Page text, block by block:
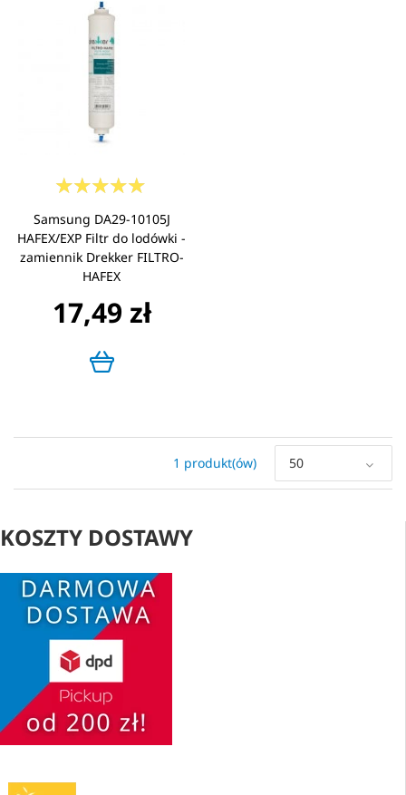
Samsung DA29-10105J
HAFEX/EXP Filtr do lodówki -
zamiennik Drekker FILTRO-
HAFEX
17,49 zł
1 produkt(ów) 50
KOSZTY DOSTAWY